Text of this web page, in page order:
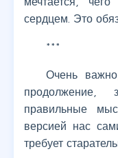
сердцем. Это
***
Очень
продолжение,
правильные
версией нас
требует